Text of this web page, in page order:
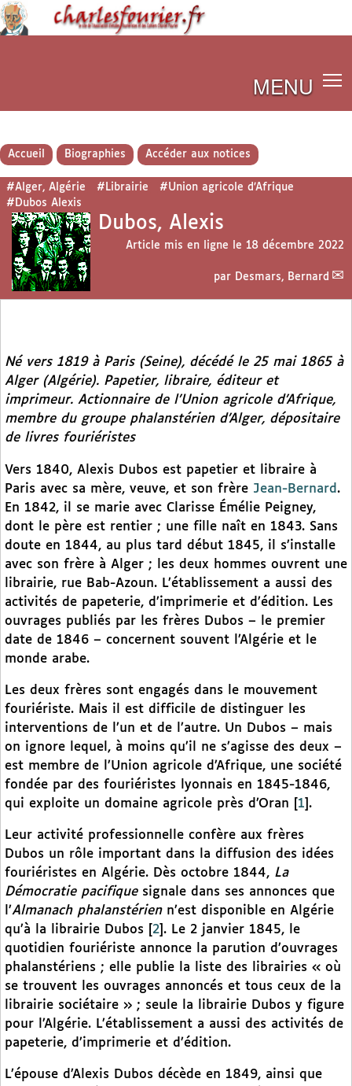
MENU
Accueil Biographies Accéder aux notices
#Alger, Algérie #Librairie
#Union agricole d’Afrique
#Dubos Alexis
Dubos, Alexis
Article mis en ligne le 18 décembre 2022
par Desmars, Bernard
Né vers 1819 à Paris (Seine), décédé le 25 mai 1865 à
Alger (Algérie). Papetier, libraire, éditeur et
imprimeur. Actionnaire de l’Union agricole d’Afrique,
membre du groupe phalanstérien d’Alger, dépositaire
de livres fouriéristes
Vers 1840, Alexis Dubos est papetier et libraire à
Paris avec sa mère, veuve, et son frère Jean-Bernard.
En 1842, il se marie avec Clarisse Émélie Peigney,
dont le père est rentier ; une fille naît en 1843. Sans
doute en 1844, au plus tard début 1845, il s’installe
avec son frère à Alger ; les deux hommes ouvrent une
librairie, rue Bab-Azoun. L’établissement a aussi des
activités de papeterie, d’imprimerie et d’édition. Les
ouvrages publiés par les frères Dubos – le premier
date de 1846 – concernent souvent l’Algérie et le
monde arabe.
Les deux frères sont engagés dans le mouvement
fouriériste. Mais il est difficile de distinguer les
interventions de l’un et de l’autre. Un Dubos – mais
on ignore lequel, à moins qu’il ne s’agisse des deux –
est membre de l’Union agricole d’Afrique, une société
fondée par des fouriéristes lyonnais en 1845-1846,
qui exploite un domaine agricole près d’Oran
1 .
Leur activité professionnelle confère aux frères
Dubos un rôle important dans la diffusion des idées
fouriéristes en Algérie. Dès octobre 1844, La
Démocratie pacifique signale dans ses annonces que
l’Almanach phalanstérien n’est disponible en Algérie
qu’à la librairie Dubos
2 . Le 2 janvier 1845, le
quotidien fouriériste annonce la parution d’ouvrages
phalanstériens ; elle publie la liste des librairies « où
se trouvent les ouvrages annoncés et tous ceux de la
librairie sociétaire » ; seule la librairie Dubos y figure
pour l’Algérie. L’établissement a aussi des activités de
papeterie, d’imprimerie et d’édition.
L’épouse d’Alexis Dubos décède en 1849, ainsi que